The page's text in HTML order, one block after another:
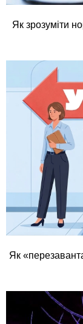
Як зрозуміти
Як